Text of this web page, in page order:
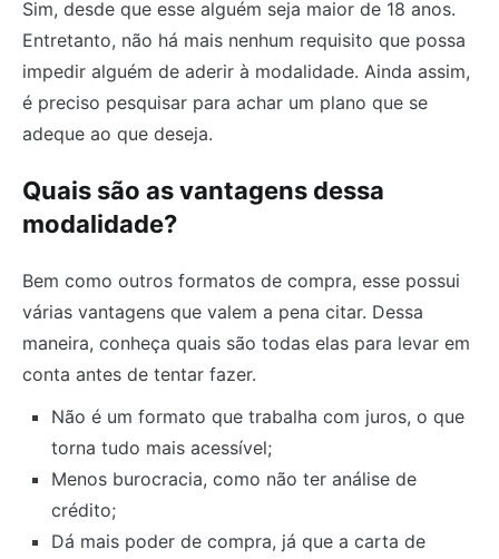
Sim, desde que esse alguém seja maior de 18 anos.
Entretanto, não há mais nenhum requisito que possa
impedir alguém de aderir à modalidade. Ainda assim,
é preciso pesquisar para achar um plano que se
adeque ao que deseja.
Quais são as vantagens dessa
modalidade?
Bem como outros formatos de compra, esse possui
várias vantagens que valem a pena citar. Dessa
maneira, conheça quais são todas elas para levar em
conta antes de tentar fazer.
Não é um formato que trabalha com juros, o que
torna tudo mais acessível;
Menos burocracia, como não ter análise de
crédito;
Dá mais poder de compra, já que a carta de